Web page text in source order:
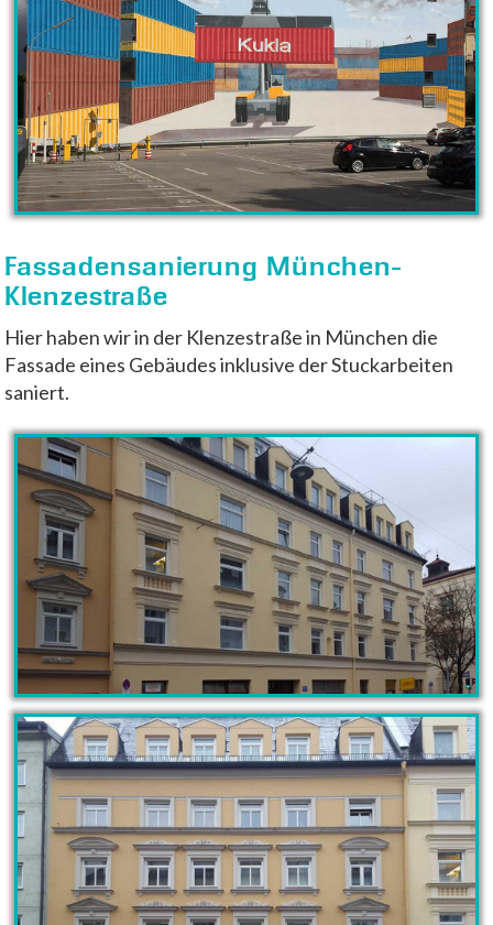
Fassadensanierung München-
Klenzestraße
Hier haben wir in der Klenzestraße in München die
Fassade eines Gebäudes inklusive der Stuckarbeiten
saniert.